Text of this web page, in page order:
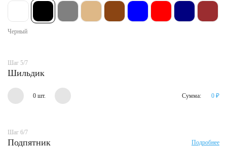
Черный
Шаг 5/7
Шильдик
0 шт. Сумма: 0 ₽
Шаг 6/7
Подпятник Подробнее